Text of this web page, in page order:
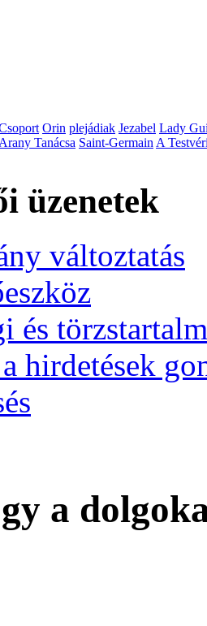
Orin plejádiak Jezabel Lady
Tanácsa Saint-GermainA
üzenetek
változtatás
és
hirdetések
a